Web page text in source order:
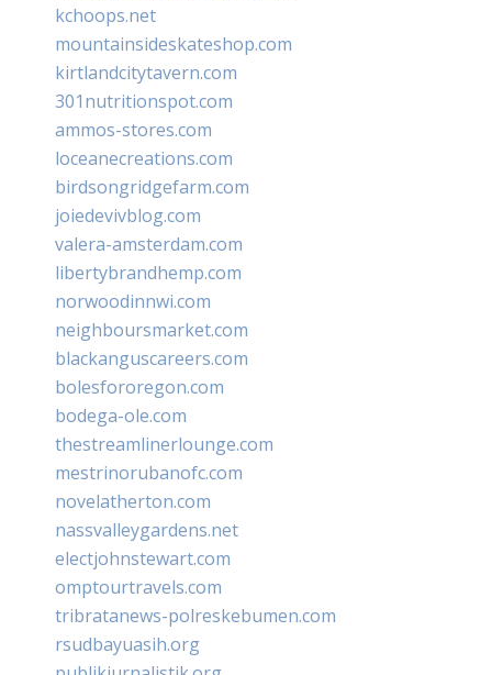
kchoops.net
mountainsideskateshop.com
kirtlandcitytavern.com
301nutritionspot.com
ammos-stores.com
loceanecreations.com
birdsongridgefarm.com
joiedevivblog.com
valera-amsterdam.com
libertybrandhemp.com
norwoodinnwi.com
neighboursmarket.com
blackanguscareers.com
bolesfororegon.com
bodega-ole.com
thestreamlinerlounge.com
mestrinorubanofc.com
novelatherton.com
nassvalleygardens.net
electjohnstewart.com
omptourtravels.com
tribratanews-polreskebumen.com
rsudbayuasih.org